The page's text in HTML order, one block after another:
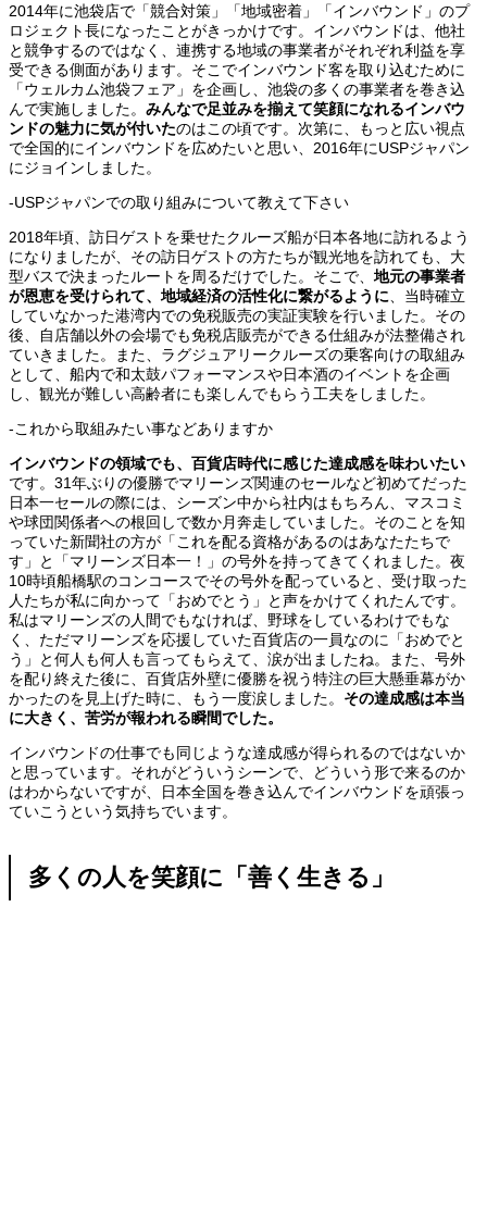
2014年に池袋店で「競合対策」「地域密着」「インバウンド」のプ
ロジェクト長になったことがきっかけです。インバウンドは、他社
と競争するのではなく、連携する地域の事業者がそれぞれ利益を享
受できる側面があります。そこでインバウンド客を取り込むために
「ウェルカム池袋フェア」を企画し、池袋の多くの事業者を巻き込
んで実施しました。 みんなで足並みを揃えて笑顔になれるインバウ
ンドの魅力に気が付いたのはこの頃です。次第に、もっと広い視点
で全国的にインバウンドを広めたいと思い、2016年にUSPジャパン
にジョインしました。
-USPジャパンでの取り組みについて教えて下さい
2018年頃、訪日ゲストを乗せたクルーズ船が日本各地に訪れるよう
になりましたが、その訪日ゲストの方たちが観光地を訪れても、大
型バスで決まったルートを周るだけでした。そこで、 地元の事業者
が恩恵を受けられて、地域経済の活性化に繋がるように 、当時確立
していなかった港湾内での免税販売の実証実験を行いました。その
後、自店舗以外の会場でも免税店販売ができる仕組みが法整備され
ていきました。また、ラグジュアリークルーズの乗客向けの取組み
として、船内で和太鼓パフォーマンスや日本酒のイベントを企画
し、観光が難しい高齢者にも楽しんでもらう工夫をしました。
-これから取組みたい事などありますか
インバウンドの領域でも、百貨店時代に感じた達成感を味わいたい
です。31年ぶりの優勝でマリーンズ関連のセールなど初めてだった
日本一セールの際には、シーズン中から社内はもちろん、マスコミ
や球団関係者への根回しで数か月奔走していました。そのことを知
っていた新聞社の方が「これを配る資格があるのはあなたたちで
す」と「マリーンズ日本一！」の号外を持ってきてくれました。夜
10時頃船橋駅のコンコースでその号外を配っていると、受け取った
人たちが私に向かって「おめでとう」と声をかけてくれたんです。
私はマリーンズの人間でもなければ、野球をしているわけでもな
く、ただマリーンズを応援していた百貨店の一員なのに「おめでと
う」と何人も何人も言ってもらえて、涙が出ましたね。また、号外
を配り終えた後に、百貨店外壁に優勝を祝う特注の巨大懸垂幕がか
かったのを見上げた時に、もう一度涙しました。 その達成感は本当
に大きく、苦労が報われる瞬間でした。
インバウンドの仕事でも同じような達成感が得られるのではないか
と思っています。それがどういうシーンで、どういう形で来るのか
はわからないですが、日本全国を巻き込んでインバウンドを頑張っ
ていこうという気持ちでいます。
多くの人を笑顔に「善く生きる」